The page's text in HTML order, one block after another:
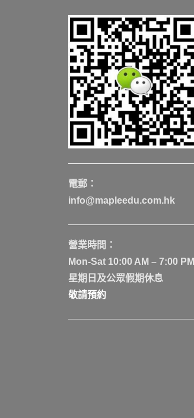
電郵：
info@mapleedu.com.hk
營業時間：
Mon-Sat 10:00 AM – 7:00 PM
星期日及公眾假期休息
敬請預約